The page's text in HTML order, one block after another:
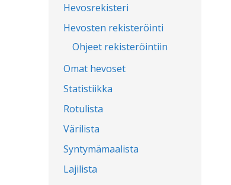
Hevosrekisteri
Hevosten rekisteröinti
Ohjeet rekisteröintiin
Omat hevoset
Statistiikka
Rotulista
Värilista
Syntymämaalista
Lajilista